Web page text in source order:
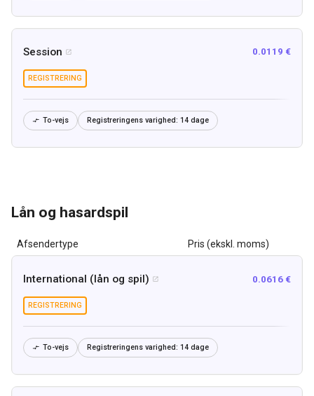
Session  0.0119 €
REGISTRERING
 To-vejs Registreringens varighed: 14 dage
Lån og hasardspil
Afsendertype Pris (ekskl. moms)
International (lån og spil)  0.0616 €
REGISTRERING
 To-vejs Registreringens varighed: 14 dage